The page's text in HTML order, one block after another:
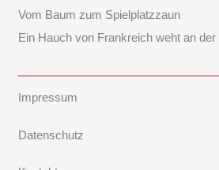
Vom Baum zum Spielplatzzaun
Ein Hauch von Frankreich weht an
Impressum
Datenschutz